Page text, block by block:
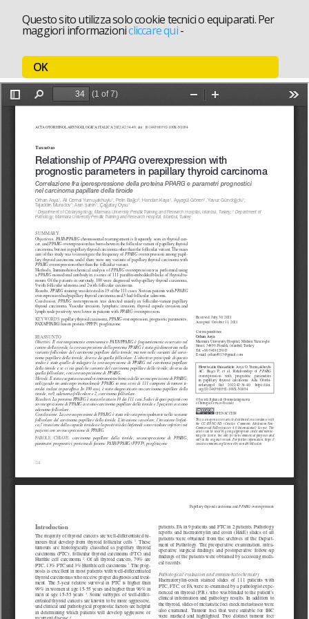
Questo sito utilizza solo cookie tecnici o equiparati. Per
maggiori informazionicliccare qui-
OK